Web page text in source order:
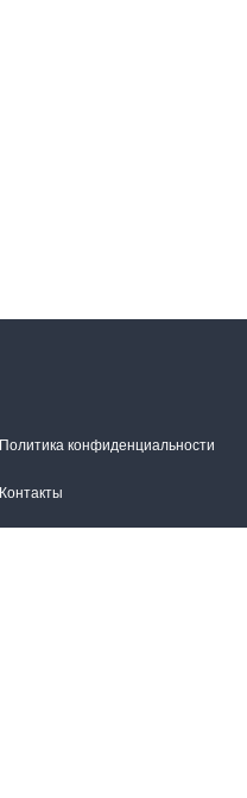
Политика конфиденциальности
Контакты